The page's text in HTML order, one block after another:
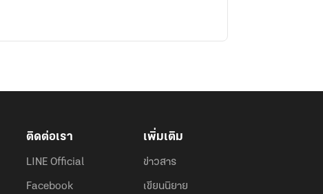
ติดต่อเรา
LINE Official
Facebook
เพิ่มเติม
ข่าวสาร
เขียนนิยาย